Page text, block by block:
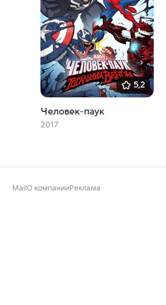
5,2
Человек-паук
2017
MailО компанииРеклама